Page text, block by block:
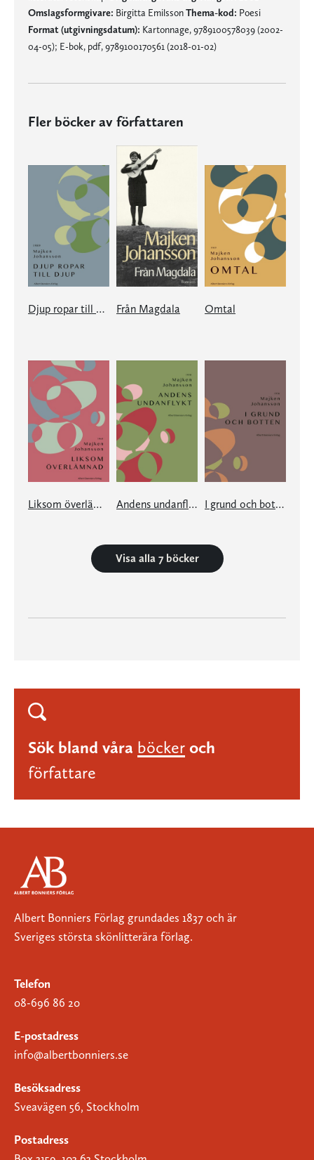
Omslagsformgivare: Birgitta EmilssonThema-kod: Poesi
Format (utgivningsdatum): Kartonnage, 9789100578039 (2002-
04-05); E-bok, pdf, 9789100170561 (2018-01-02)
Fler böcker av författaren
Djup ropar till djup Från Magdala Omtal
Liksom överlämnad Andens undanflykt I grund och botten
Visa alla 7 böcker
Sök bland våra böcker och
författare
Albert Bonniers Förlag grundades 1837 och är
Sveriges största skönlitterära förlag.
Telefon
08-696 86 20
E-postadress
info@albertbonniers.se
Besöksadress
Sveavägen 56, Stockholm
Postadress